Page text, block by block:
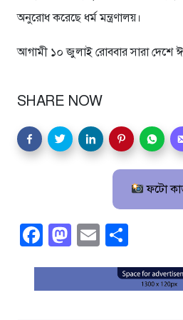
অনুরোধ করেছে ধর্ম মন্ত্রণালয়।
আগামী ১০ জুলাই রোববার সারা দেশে
SHARE NOW
ফটো
Facebook
Mastodon
Email